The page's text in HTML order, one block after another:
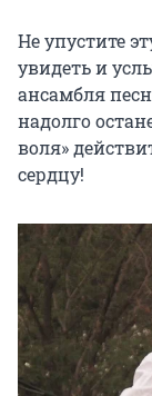
Не упустите
увидеть и
ансамбля
надолго
воля»
сердцу!